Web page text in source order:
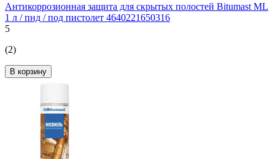
Антикоррозионная защита для скрытых полостей Bitumast ML
1 л / пнд / под пистолет 4640221650316
5
(2)
В корзину